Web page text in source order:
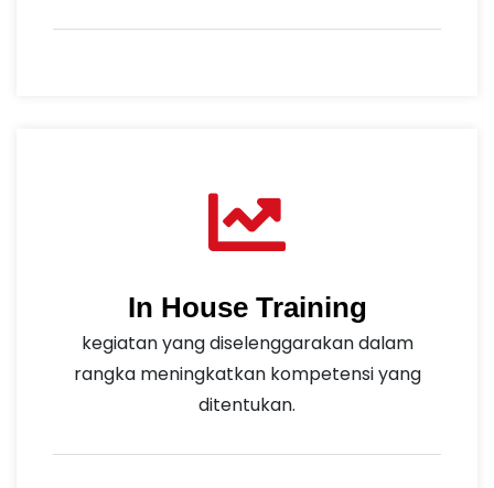
In House Training
kegiatan yang diselenggarakan dalam
rangka meningkatkan kompetensi yang
ditentukan.